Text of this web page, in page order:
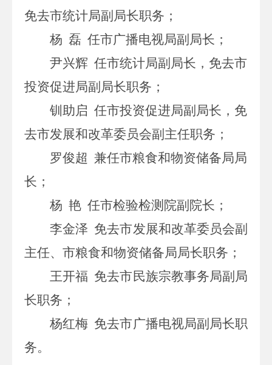
免去市统计局副局长职务；
杨 磊 任市广播电视局副局长；
尹兴辉 任市统计局副局长，免去市
投资促进局副局长职务；
钏助启 任市投资促进局副局长，免
去市发展和改革委员会副主任职务；
罗俊超 兼任市粮食和物资储备局局
长；
杨 艳 任市检验检测院副院长；
李金泽 免去市发展和改革委员会副
主任、市粮食和物资储备局局长职务；
王开福 免去市民族宗教事务局副局
长职务；
杨红梅 免去市广播电视局副局长职
务。